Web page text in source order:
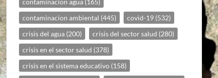
contaminacion agua (165)
contaminacion ambiental (445) covid-19 (532)
crisis del agua (200) crisis del sector salud (280)
crisis en el sector salud (378)
crisis en el sistema educativo (158)